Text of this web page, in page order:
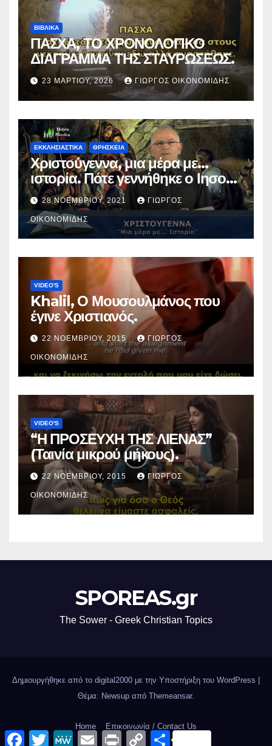
ΒΙΒΛΙΚΑ
ΠΑΣΧΑ, ΤΟ ΧΡΟΝΟΛΟΓΙΚΟ
ΔΙΑΓΡΑΜΜΑ ΤΗΣ ΣΤΑΥΡΩΣΕΩΣ.
23 ΜΑΡΤΊΟΥ, 2026 ΓΙΏΡΓΟΣ ΟΙΚΟΝΟΜΊΔΗΣ
ΕΚΚΛΗΣΙΑΣΤΙΚΑ ΘΡΗΣΚΕΙΑ
Χριστούγεννα, μια μέρα με…
ιστορία. Πότε γεννήθηκε ο Ιησούς
Χριστός; (Βίντεο).
28 ΝΟΕΜΒΡΊΟΥ, 2021 ΓΙΏΡΓΟΣ
ΟΙΚΟΝΟΜΊΔΗΣ
VIDEO'S
Khalil, Ο Μουσουλμάνος που
έγινε Χριστιανός.
22 ΝΟΕΜΒΡΊΟΥ, 2015 ΓΙΏΡΓΟΣ
ΟΙΚΟΝΟΜΊΔΗΣ
VIDEO'S
“Η ΠΡΟΣΕΥΧΗ ΤΗΣ ΛΙΕΝΑΣ”
(Ταινία μικρού μήκους).
22 ΝΟΕΜΒΡΊΟΥ, 2015 ΓΙΏΡΓΟΣ
ΟΙΚΟΝΟΜΊΔΗΣ
SPOREAS.gr
The Sower - Greek Christian Topics
Δημιουργήθηκε από το digital2000 με την Υποστήριξη του WordPress
Θέμα: Newsup από Themeansar.
Home Επικοινωνία / Contact Us
F
T
M
E
P
C
Μ